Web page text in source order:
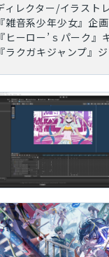
機器・ハードウェア
ィレクター/イラスト
『雑音系少年少女』企
『ヒーロー’ｓパーク
『ラクガキジャンプ』